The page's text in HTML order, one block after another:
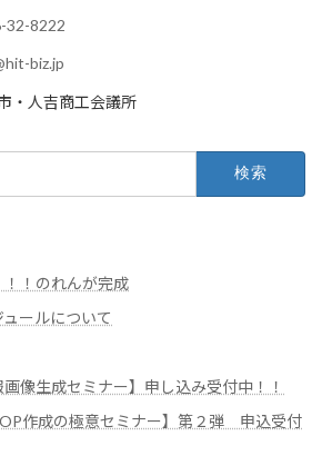
32-8222
biz.jp
・人吉商工会議所
！のれんが完成
ールについて
画像生成セミナー】申し込み受付中！！
作成の極意セミナー】第２弾 申込受付